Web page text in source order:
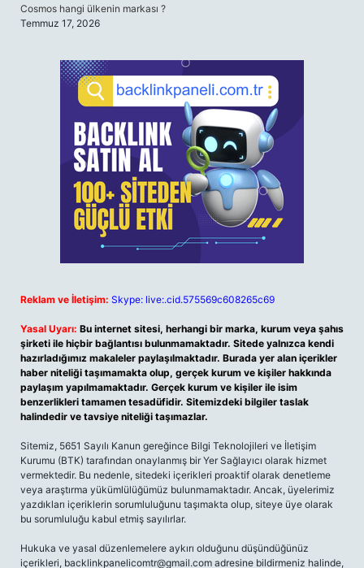
Cosmos hangi ülkenin markası ?
Temmuz 17, 2026
Reklam ve İletişim: Skype: live:.cid.575569c608265c69
Yasal Uyarı: Bu internet sitesi, herhangi bir marka, kurum veya şahıs
şirketi ile hiçbir bağlantısı bulunmamaktadır. Sitede yalnızca kendi
hazırladığımız makaleler paylaşılmaktadır. Burada yer alan içerikler
haber niteliği taşımamakta olup, gerçek kurum ve kişiler hakkında
paylaşım yapılmamaktadır. Gerçek kurum ve kişiler ile isim
benzerlikleri tamamen tesadüfidir. Sitemizdeki bilgiler taslak
halindedir ve tavsiye niteliği taşımazlar.
Sitemiz, 5651 Sayılı Kanun gereğince Bilgi Teknolojileri ve İletişim
Kurumu (BTK) tarafından onaylanmış bir Yer Sağlayıcı olarak hizmet
vermektedir. Bu nedenle, sitedeki içerikleri proaktif olarak denetleme
veya araştırma yükümlülüğümüz bulunmamaktadır. Ancak, üyelerimiz
yazdıkları içeriklerin sorumluluğunu taşımakta olup, siteye üye olarak
bu sorumluluğu kabul etmiş sayılırlar.
Hukuka ve yasal düzenlemelere aykırı olduğunu düşündüğünüz
içerikleri, backlinkpanelicomtr@gmail.com adresine bildirmeniz halinde,